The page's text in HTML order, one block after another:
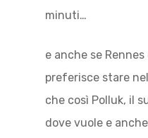
minuti…
e anche se
preferisce stare
che così Polluk, il
dove vuole e